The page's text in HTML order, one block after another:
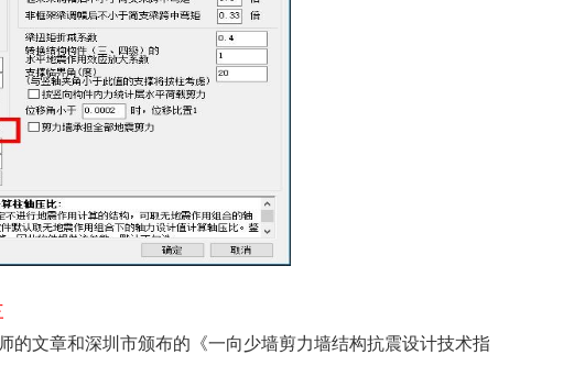
文章和深圳市颁布的《一向少墙剪力墙结构抗震设计技术指